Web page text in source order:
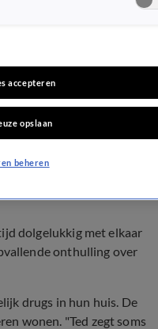
over
'Papa
dolgelukkig met elkaar
onthulling over
drugs in hun huis. De
wonen. "Ted zegt soms
accepteren
opslaan
beheren